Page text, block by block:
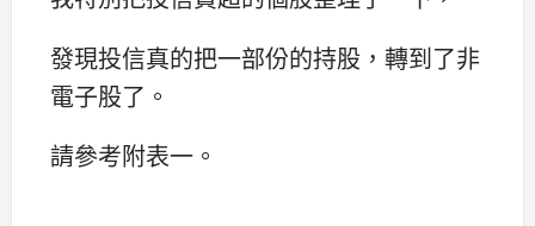
發現投信真的把一部份的持股，轉到了非
電子股了。
請參考附表一。